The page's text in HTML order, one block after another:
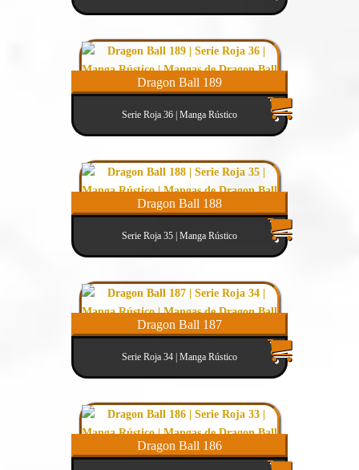
Dragon Ball 189
Serie Roja 36 | Manga Rústico
Dragon Ball 188
Serie Roja 35 | Manga Rústico
Dragon Ball 187
Serie Roja 34 | Manga Rústico
Dragon Ball 186